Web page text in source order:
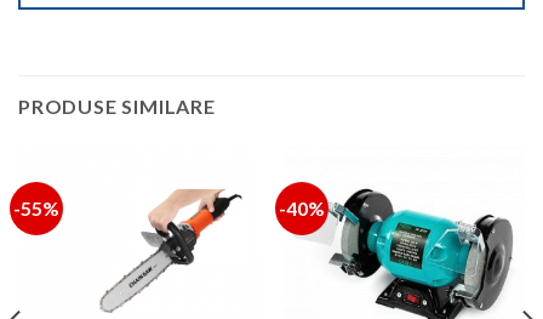
PRODUSE SIMILARE
-55% -40%